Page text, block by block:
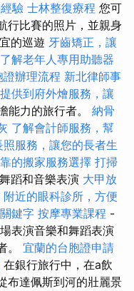
驗 士林整復療程 您可
行比賽的照片，並親身
的巡遊 牙齒矯正，讓
解老年人專用助聽器
辦理流程 新北律師事
提供到府外燴服務，讓
能力的旅行者。 納骨
了解會計師服務，幫
照服務，讓您的長者生
的搬家服務選擇 打掃
蹈和音樂表演 大甲放
附近的眼科診所，方便
鍵字 按摩專業課程 -
表演音樂和舞蹈表演
。 宜蘭的台胞證申請
在銀行旅行中，在a飲
布達佩斯到河的壯麗景